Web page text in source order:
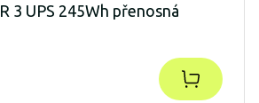
3 UPS 245Wh přenosná